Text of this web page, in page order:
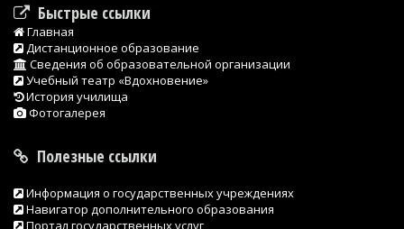
Быстрые ссылки
Главная
Дистанционное образование
Сведения об образовательной организации
Учебный театр «Вдохновение»
История училища
Фотогалерея
Полезные ссылки
Информация о государственных учреждениях
Навигатор дополнительного образования
Портал государственных услуг